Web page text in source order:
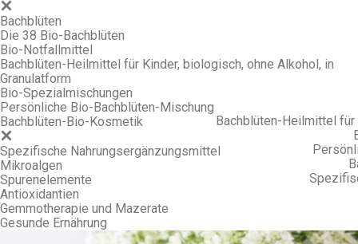
Bachblüten
Die 38 Bio-Bachblüten
Bio-Notfallmittel
Bachblüten-Heilmittel für Kinder, biologisch, ohne Alkohol, in
Granulatform
Bio-Spezialmischungen
Persönliche Bio-Bachblüten-Mischung
Bachblüten-Bio-Kosmetik
Spezifische Nahrungsergänzungsmittel
Mikroalgen
Spurenelemente
Antioxidantien
Gemmotherapie und Mazerate
Gesunde Ernährung
Bachblüten-Heilmittel für